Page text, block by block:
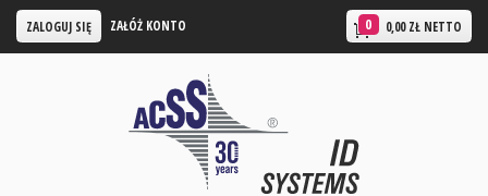
ZALOGUJ SIĘ ZAŁÓŻ KONTO 0 0,00 ZŁ NETTO